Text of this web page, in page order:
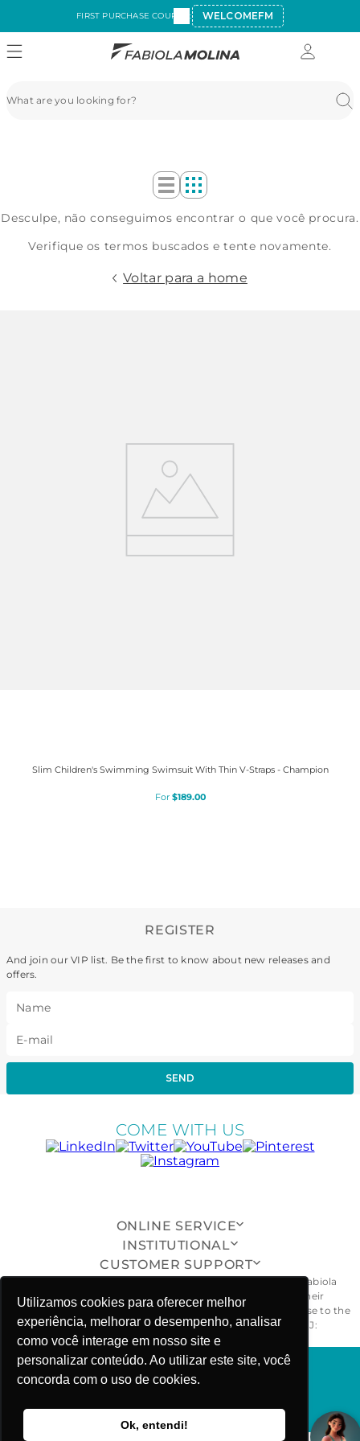
Utilizamos cookies para oferecer melhor
experiência, melhorar o desempenho, analisar
como você interage em nosso site e
personalizar conteúdo. Ao utilizar este site, você
concorda com o uso de cookies.
Ok, entendi!
FIRST PURCHASE COUPON: WELCOMEFM
Desculpe, não conseguimos encontrar o que você procura.
Verifique os termos buscados e tente novamente.
Voltar para a home
Slim Children's Swimming Swimsuit With Thin V-Straps - Champion
$189.00
REGISTER
And join our VIP list. Be the first to know about new releases and
offers.
SEND
COME WITH US
ONLINE SERVICE
INSTITUTIONAL
CUSTOMER SUPPORT
All pieces, models, drawings, designs and shapes of the Fabiola
Molina® brand are exclusive and duly protected, and their
unauthorized reproduction, imitation or copying will give rise to the
civil and criminal penalties provided for by law. - CNPJ:
26.968.029/0001-55
FABIOLA MOLINA ©COPYRIGHT 2025